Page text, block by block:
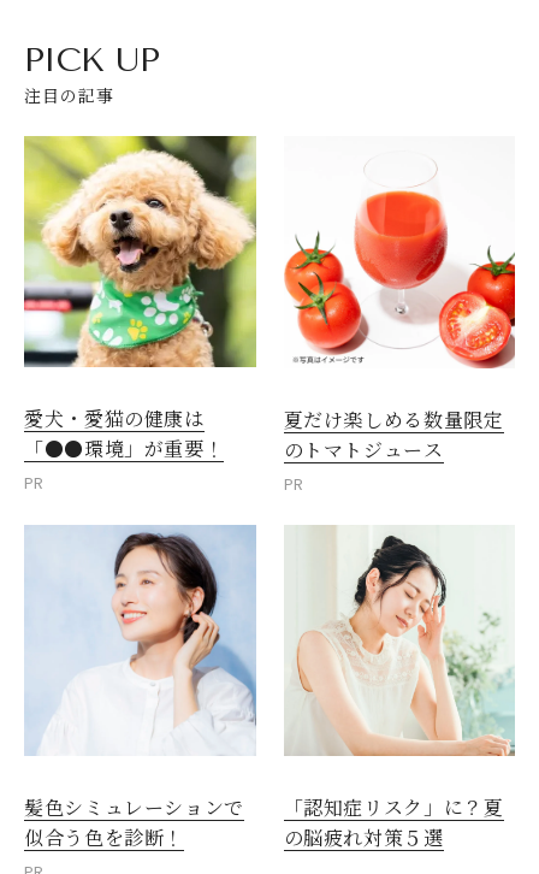
PICK UP
注目の記事
愛犬・愛猫の健康は
「●●環境」が重要！
PR
夏だけ楽しめる数量限定
のトマトジュース
PR
髪色シミュレーションで
似合う色を診断！
「認知症リスク」に？夏
の脳疲れ対策５選